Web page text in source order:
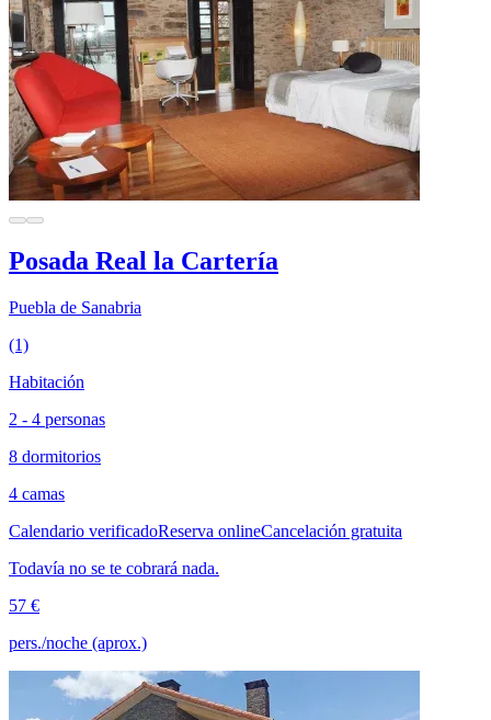
Posada Real la Cartería
Puebla de Sanabria
(1)
Habitación
2 - 4 personas
8 dormitorios
4 camas
Calendario verificadoReserva onlineCancelación gratuita
Todavía no se te cobrará nada.
57 €
pers./noche (aprox.)